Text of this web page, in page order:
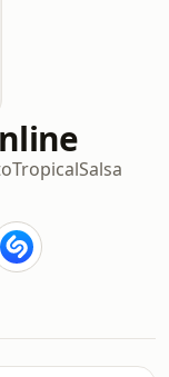
TropicalSalsa